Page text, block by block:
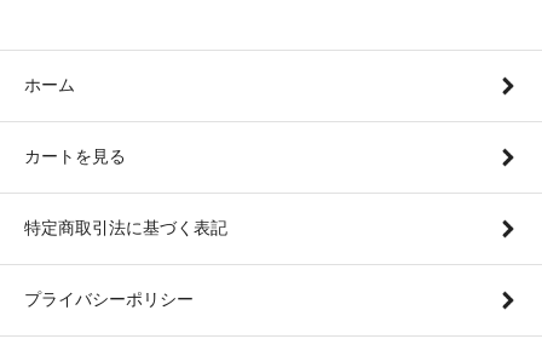
ホーム
カートを見る
特定商取引法に基づく表記
プライバシーポリシー